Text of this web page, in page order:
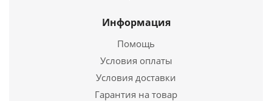
Купить в 1 клик
Информация
Помощь
Условия оплаты
Условия доставки
Гарантия на товар